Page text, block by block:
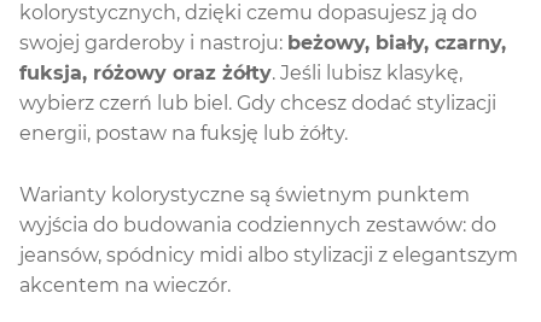
kolorystycznych, dzięki czemu dopasujesz ją do
swojej garderoby i nastroju: beżowy, biały, czarny,
fuksja, różowy oraz żółty. Jeśli lubisz klasykę,
wybierz czerń lub biel. Gdy chcesz dodać stylizacji
energii, postaw na fuksję lub żółty.
Warianty kolorystyczne są świetnym punktem
wyjścia do budowania codziennych zestawów: do
jeansów, spódnicy midi albo stylizacji z elegantszym
akcentem na wieczór.